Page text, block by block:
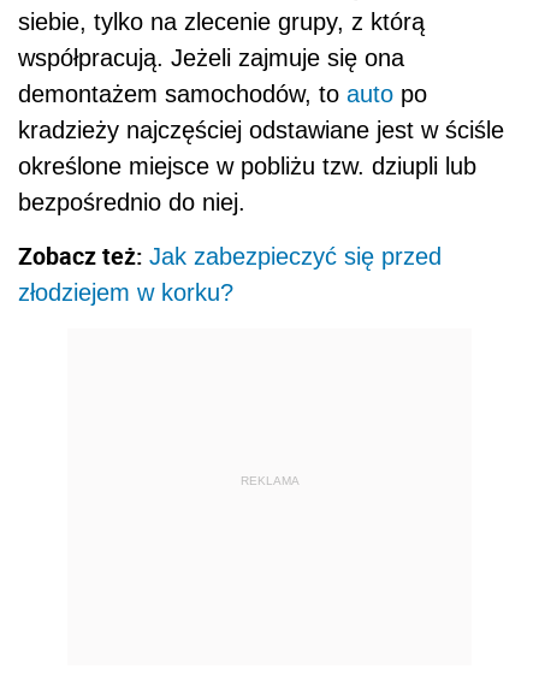
siebie, tylko na zlecenie grupy, z którą
współpracują. Jeżeli zajmuje się ona
demontażem samochodów, to auto po
kradzieży najczęściej odstawiane jest w ściśle
określone miejsce w pobliżu tzw. dziupli lub
bezpośrednio do niej.
Zobacz też: Jak zabezpieczyć się przed
złodziejem w korku?
REKLAMA